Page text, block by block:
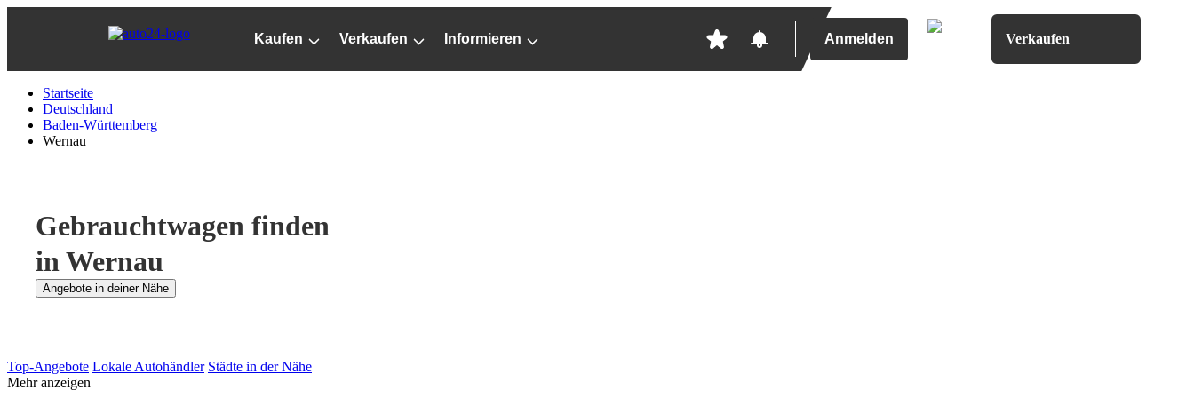
Kaufen Verkaufen Informieren Anmelden Verkaufen
Startseite
Deutschland
Baden-Württemberg
Wernau
Gebrauchtwagen finden
in Wernau
Angebote in deiner Nähe
Top-Angebote Lokale Autohändler Städte in der Nähe
Mehr anzeigen